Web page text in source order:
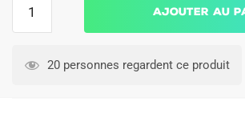
Ajouter au
20 personnes regardent ce produit